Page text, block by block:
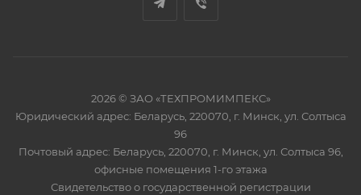
2026 © ЗАО «ТЕХПРОМИМПЕКС»
Юридический адрес: Беларусь, 220070, г. Минск, ул. Солтыса
96
Почтовый адрес: Беларусь, 220070, г. Минск, ул. Солтыса 96,
офисные помещения 1-го этажа
Свидетельство о государственной регистрации